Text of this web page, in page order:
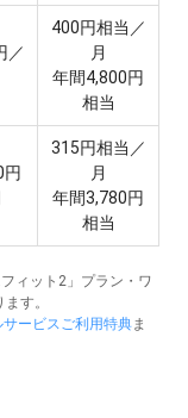
／
400円相当／
月
年間4,800円
相当
円
315円相当／
月
年間3,780円
相当
ィット2」プラン・ワ
す。
ービスご利用特典ま